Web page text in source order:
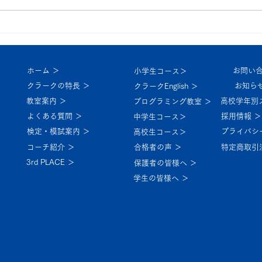
ホーム ＞
クラークの特長 ＞
教室案内 ＞
よくある質問 ＞
検定・模試案内 ＞
コーチ紹介 ＞
3rd PLACE ＞
小学生コース＞
クラークEnglish ＞
プログラミング教室 ＞
中学生コース＞
高校生コース＞
合格者の声 ＞
保護者の皆様へ ＞
学生の皆様へ ＞
お問い
お知ら
高校学年別
採用情報 ＞
プライバシ
特定商取引